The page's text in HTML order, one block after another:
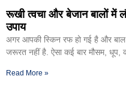
रूखी त्वचा और बेजान बालों में
उपाय
अगर आपकी स्किन रफ हो गई है और बाल
जरूरत नहीं है. ऐसा कई बार मौसम, धूप,
Read More »